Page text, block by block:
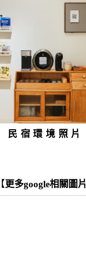
民宿環境照片
【更多google相關圖片